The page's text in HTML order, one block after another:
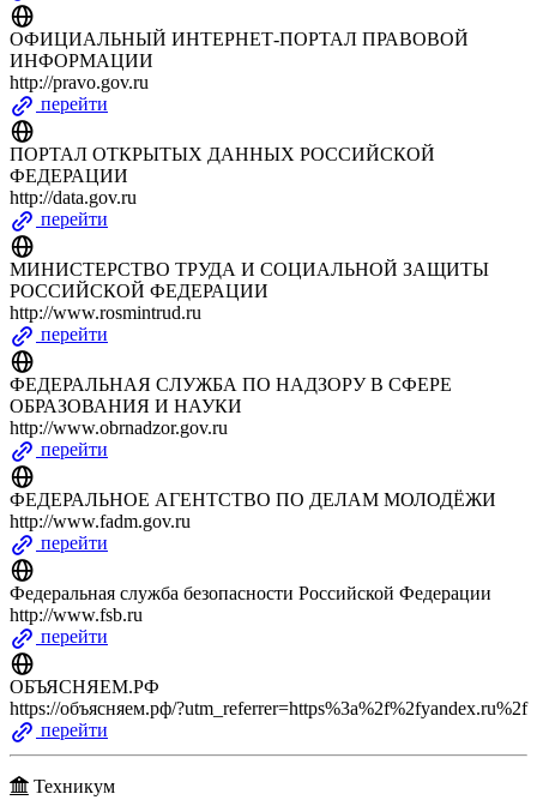
ОФИЦИАЛЬНЫЙ ИНТЕРНЕТ-ПОРТАЛ ПРАВОВОЙ
ИНФОРМАЦИИ
http://pravo.gov.ru
перейти
ПОРТАЛ ОТКРЫТЫХ ДАННЫХ РОССИЙСКОЙ
ФЕДЕРАЦИИ
http://data.gov.ru
перейти
МИНИСТЕРСТВО ТРУДА И СОЦИАЛЬНОЙ ЗАЩИТЫ
РОССИЙСКОЙ ФЕДЕРАЦИИ
http://www.rosmintrud.ru
перейти
ФЕДЕРАЛЬНАЯ СЛУЖБА ПО НАДЗОРУ В СФЕРЕ
ОБРАЗОВАНИЯ И НАУКИ
http://www.obrnadzor.gov.ru
перейти
ФЕДЕРАЛЬНОЕ АГЕНТСТВО ПО ДЕЛАМ МОЛОДЁЖИ
http://www.fadm.gov.ru
перейти
Федеральная служба безопасности Российской Федерации
http://www.fsb.ru
перейти
ОБЪЯСНЯЕМ.РФ
https://объясняем.рф/?utm_referrer=https%3a%2f%2fyandex.ru%2f
перейти
Техникум